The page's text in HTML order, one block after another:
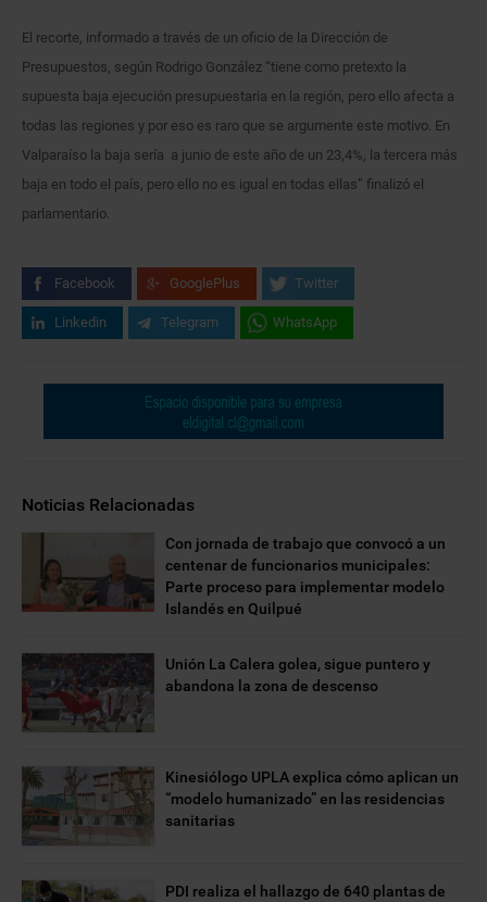
El recorte, informado a través de un oficio de la Dirección de
Presupuestos, según Rodrigo González “tiene como pretexto la
supuesta baja ejecución presupuestaria en la región, pero ello afecta a
todas las regiones y por eso es raro que se argumente este motivo. En
Valparaíso la baja sería a junio de este año de un 23,4%, la tercera más
baja en todo el país, pero ello no es igual en todas ellas” finalizó el
parlamentario.
Facebook GooglePlus Twitter
Linkedin Telegram WhatsApp
Noticias Relacionadas
Con jornada de trabajo que convocó a un
centenar de funcionarios municipales:
Parte proceso para implementar modelo
Islandés en Quilpué
Unión La Calera golea, sigue puntero y
abandona la zona de descenso
Kinesiólogo UPLA explica cómo aplican un
“modelo humanizado” en las residencias
sanitarias
PDI realiza el hallazgo de 640 plantas de